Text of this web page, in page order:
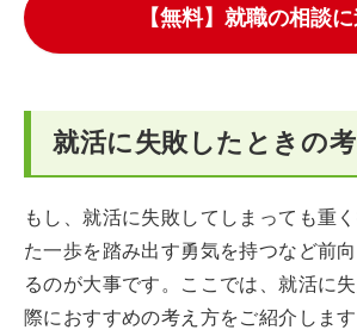
【無料】就職の相談
就活に失敗したときの
もし、就活に失敗してしまっても重
た一歩を踏み出す勇気を持つなど前
るのが大事です。ここでは、就活に
際におすすめの考え方をご紹介します